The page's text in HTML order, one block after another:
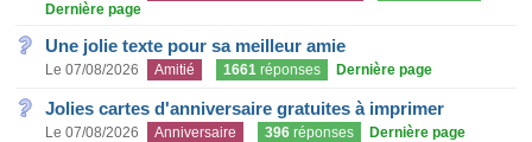
Dernière page
Une jolie texte pour sa meilleur amie
Le 07/08/2026 Amitié 1661 réponses Dernière page
Jolies cartes d'anniversaire gratuites à imprimer
Le 07/08/2026 Anniversaire 396 réponses Dernière page